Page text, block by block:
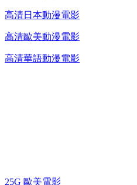
高清日本動漫電影
高清歐美動漫電影
高清華語動漫電影
25G 歐美電影